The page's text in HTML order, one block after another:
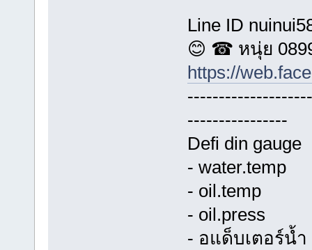
Line ID
😊 ☎ หนุ่ย
https://
----------------
Defi din gauge
- water.temp
- oil.temp
- oil.press
- อแด็บเตอร์น้ำ